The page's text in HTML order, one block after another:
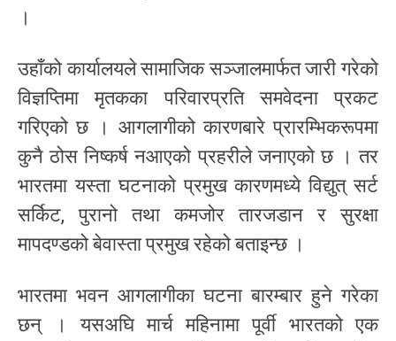
।
उहाँको कार्यालयले सामाजिक सञ्जालमार्फत जारी गरेको
विज्ञप्तिमा मृतकका परिवारप्रति समवेदना प्रकट
गरिएको छ । आगलागीको कारणबारे प्रारम्भिकरूपमा
कुनै ठोस निष्कर्ष नआएको प्रहरीले जनाएको छ । तर
भारतमा यस्ता घटनाको प्रमुख कारणमध्ये विद्युत् सर्ट
सर्किट, पुरानो तथा कमजोर तारजडान र सुरक्षा
मापदण्डको बेवास्ता प्रमुख रहेको बताइन्छ ।
भारतमा भवन आगलागीका घटना बारम्बार हुने गरेका
छन् । यसअघि मार्च महिनामा पूर्वी भारतको एक